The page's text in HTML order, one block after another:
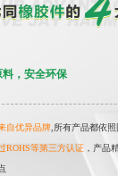
料，安全环保
自优异品牌 ,所有产品都依
ROHS等第三方认证 ，产品